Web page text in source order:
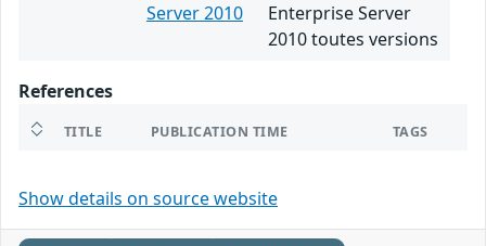
Server 2010
Enterprise Server
2010 toutes versions
References
TITLE PUBLICATION TIME TAGS
Show details on source website